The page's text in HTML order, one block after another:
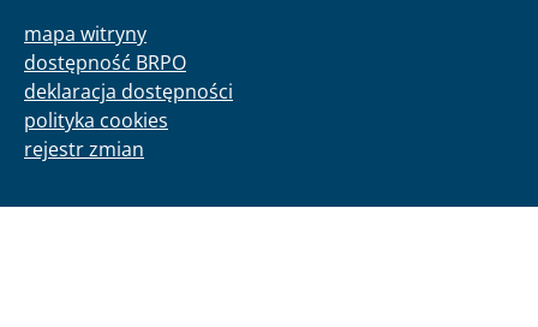
mapa witryny
dostępność BRPO
deklaracja dostępności
polityka cookies
rejestr zmian